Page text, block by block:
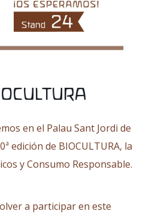
en el Palau Sant Jordi de
edición de BIOCULTURA, la
y Consumo Responsable.
a participar en este